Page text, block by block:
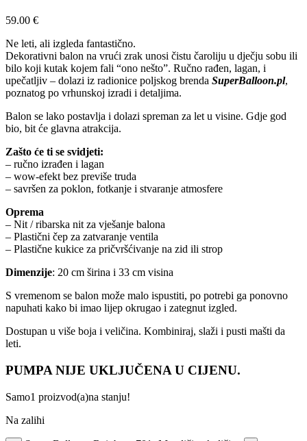
59.00 €
Ne leti, ali izgleda fantastično.
Dekorativni balon na vrući zrak unosi čistu čaroliju u dječju sobu ili
bilo koji kutak kojem fali “ono nešto”. Ručno rađen, lagan, i
upečatljiv – dolazi iz radionice poljskog brenda SuperBalloon.pl,
poznatog po vrhunskoj izradi i detaljima.
Balon se lako postavlja i dolazi spreman za let u visine. Gdje god
bio, bit će glavna atrakcija.
Zašto će ti se svidjeti:
– ručno izrađen i lagan
– wow-efekt bez previše truda
– savršen za poklon, fotkanje i stvaranje atmosfere
Oprema
– Nit / ribarska nit za vješanje balona
– Plastični čep za zatvaranje ventila
– Plastične kukice za pričvršćivanje na zid ili strop
Dimenzije: 20 cm širina i 33 cm visina
S vremenom se balon može malo ispustiti, po potrebi ga ponovno
napuhati kako bi imao lijep okrugao i zategnut izgled.
Dostupan u više boja i veličina. Kombiniraj, slaži i pusti mašti da
leti.
PUMPA NIJE UKLJUČENA U CIJENU.
Samo1 proizvod(a)na stanju!
Na zalihi